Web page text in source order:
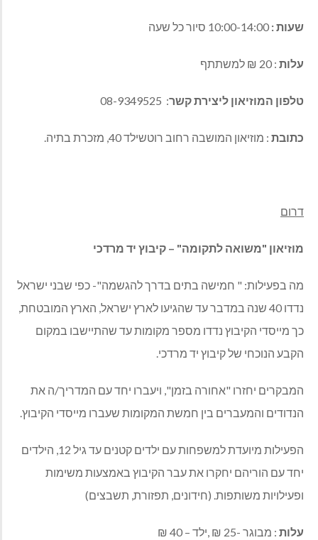
שעות :10:00-14:00 סיור כל שעה
עלות: 20 ₪ למשתתף
טלפון המוזיאון ליצירת קשר: 08-9349525
כתובת: מוזיאון המושבה רחוב רוטשילד 40, מזכרת בתיה.
דרום
מוזיאון "משואה לתקומה" – קיבוץ יד מרדכי
מה בפעילות: " חמישה בתים בדרך להגשמה"- כפי שבני ישראל
נדדו 40 שנה במדבר עד שהגיעו לארץ ישראל, הארץ המובטחת,
כך מייסדי הקיבוץ נדדו מספר מקומות עד שהתיישבו במקום
הקבע הנוכחי של קיבוץ יד מרדכי.
המבקרים יחזרו "אחורה בזמן", ויעברו יחד עם המדריך/ה את
הנדודים והמעברים בין חמשת המקומות שעברו מייסדי הקיבוץ.
הפעילות מיועדת למשפחות עם ילדים קטנים עד גיל 12, הילדים
יחד עם הוריהם יחקרו את עבר הקיבוץ באמצעות משימות
ופעילויות משותפות. (חידונים, תפזורת, תשבצים)
עלות: מבוגר -25 ₪ ,ילד – 40 ₪